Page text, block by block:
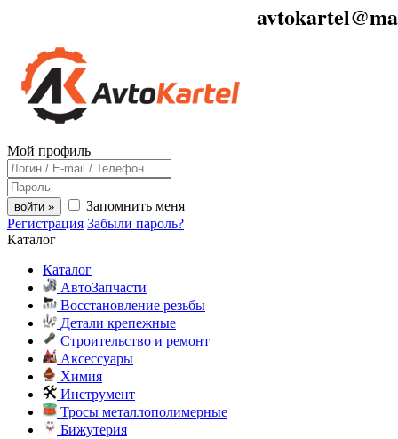
Мой профиль
войти »
Запомнить меня
Регистрация Забыли пароль?
Каталог
Каталог
АвтоЗапчасти
Восстановление резьбы
Детали крепежные
Строительство и ремонт
Аксессуары
Химия
Инструмент
Тросы металлополимерные
Бижутерия